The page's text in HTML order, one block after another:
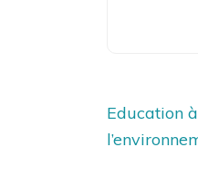
de
Education